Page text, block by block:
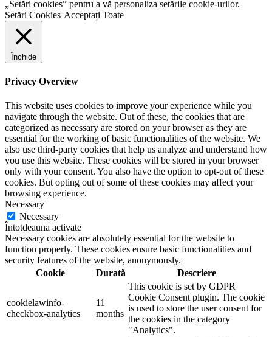
„Setări cookies” pentru a vă personaliza setările cookie-urilor.
Setări Cookies Acceptați Toate
Închide
Privacy Overview
This website uses cookies to improve your experience while you
navigate through the website. Out of these, the cookies that are
categorized as necessary are stored on your browser as they are
essential for the working of basic functionalities of the website. We
also use third-party cookies that help us analyze and understand how
you use this website. These cookies will be stored in your browser
only with your consent. You also have the option to opt-out of these
cookies. But opting out of some of these cookies may affect your
browsing experience.
Necessary
Necessary
Întotdeauna activate
Necessary cookies are absolutely essential for the website to
function properly. These cookies ensure basic functionalities and
security features of the website, anonymously.
Cookie
Durată Descriere
cookielawinfo-
checkbox-analytics
11
months
This cookie is set by GDPR
Cookie Consent plugin. The cookie
is used to store the user consent for
the cookies in the category
"Analytics".